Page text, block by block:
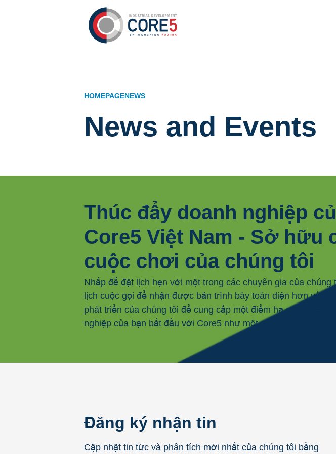
HOMEPAGENEWS
News and Events
Thúc đẩy doanh nghiệp
Core5 Việt Nam - Sở hữu
cuộc chơi của chúng tôi
Nhấp để đặt lịch hẹn với một trong các chuyên gia của chúng
lịch cuộc gọi để nhận được bản trình bày toàn diện hơn về
phát triển của chúng tôi để cung cấp một điểm hạ cánh mềm
nghiệp của bạn bắt đầu với Core5 như một công nghiệp của
Đăng ký nhận tin
Cập nhật tin tức và phân tích mới nhất của chúng tôi bằng